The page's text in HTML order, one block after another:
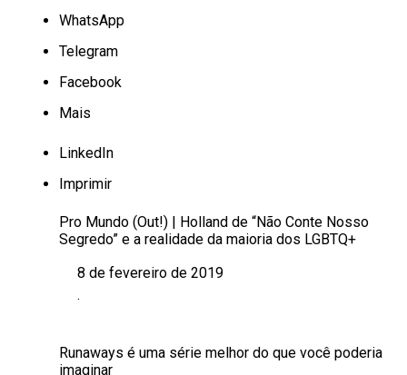
WhatsApp
Telegram
Facebook
Mais
LinkedIn
Imprimir
Pro Mundo (Out!) | Holland de “Não Conte Nosso
Segredo” e a realidade da maioria dos LGBTQ+
Data
8 de fevereiro de 2019
Em relação a
.
Runaways é uma série melhor do que você poderia
imaginar